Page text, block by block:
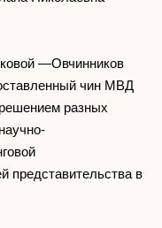
—Овчинников
чин МВД
разных
представительства в